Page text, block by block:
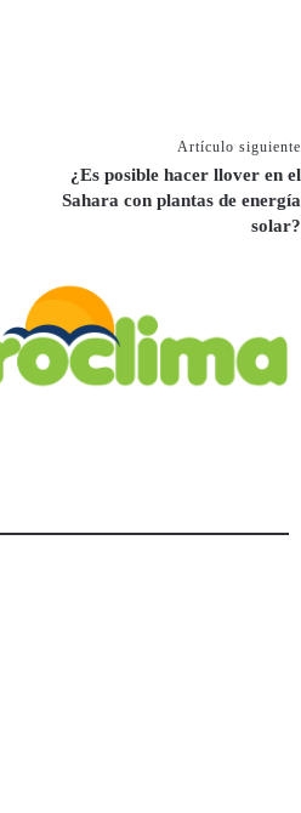
Artículo siguiente
¿Es posible hacer llover en el
Sahara con plantas de energía
solar?